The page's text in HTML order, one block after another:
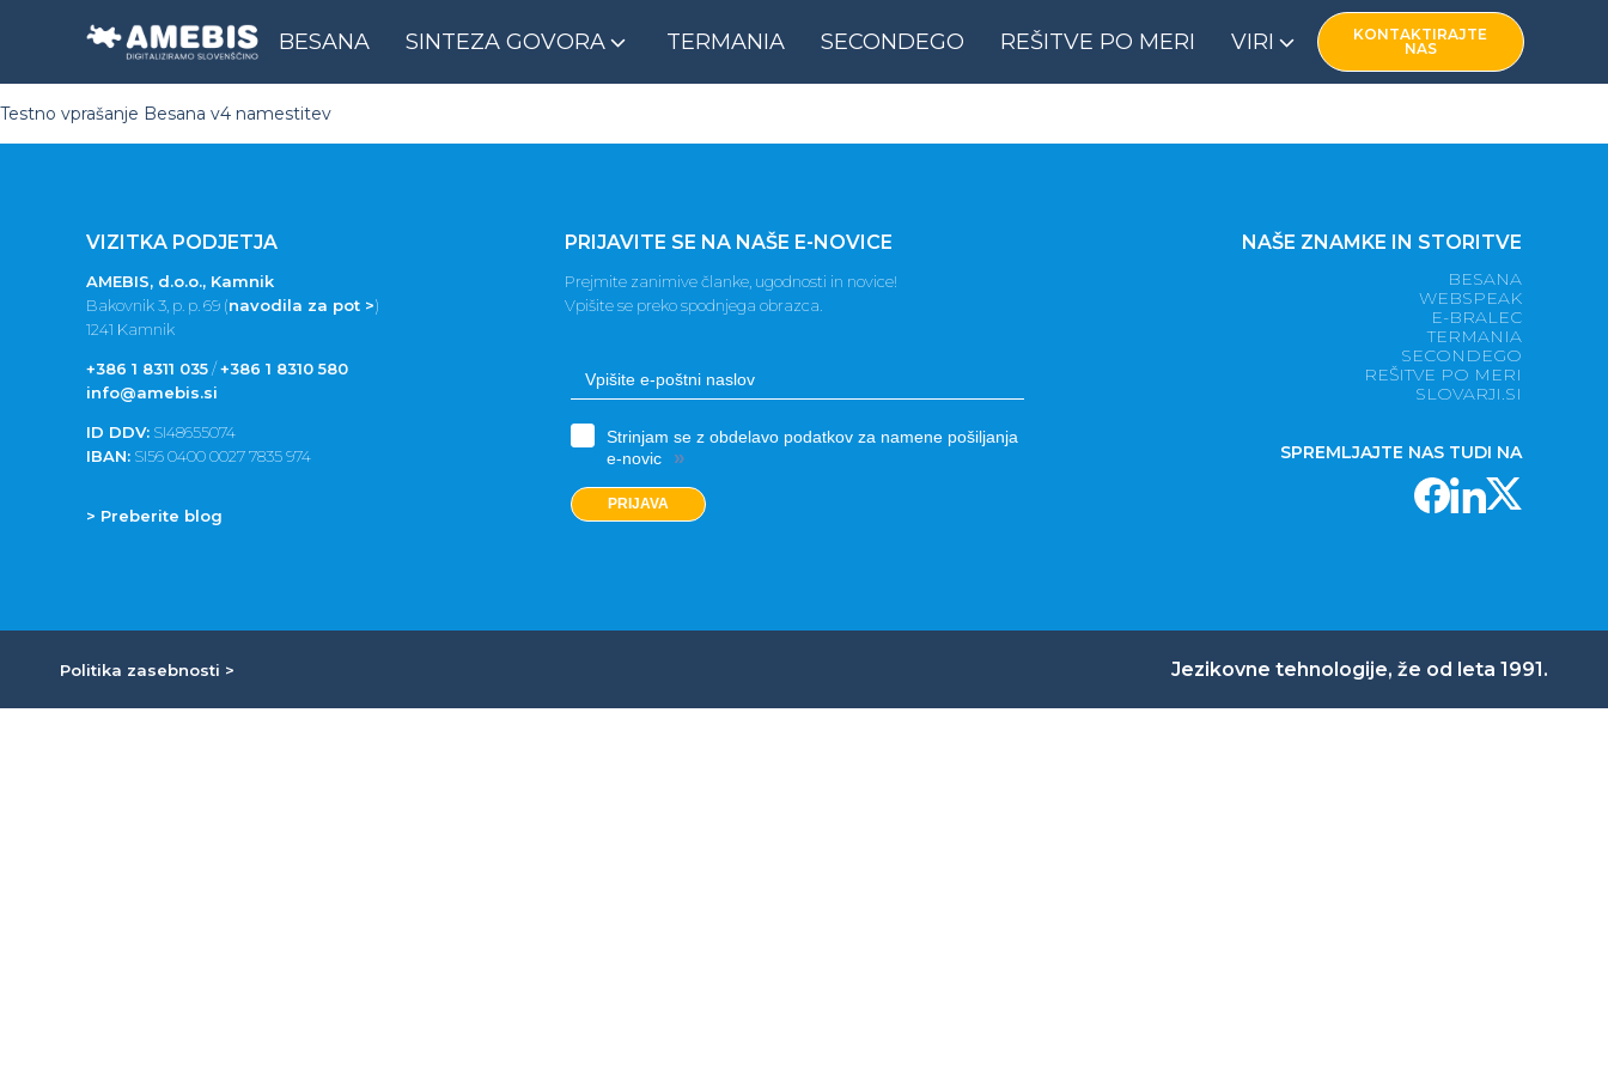
BESANA SINTEZA GOVORA TERMANIA SECONDEGO REŠITVE PO MERI VIRI
KONTAKTIRAJTE
NAS
Testno vprašanje Besana v4 namestitev
VIZITKA PODJETJA
AMEBIS, d.o.o., Kamnik
Bakovnik 3, p. p. 69 (navodila za pot >)
1241 Kamnik
+386 1 8311 035/+386 1 8310 580
info@amebis.si
ID DDV: SI48655074
IBAN: SI56 0400 0027 7835 974
> Preberite blog
PRIJAVITE SE NA NAŠE E-NOVICE
Prejmite zanimive članke, ugodnosti in novice!
Vpišite se preko spodnjega obrazca.
Strinjam se z obdelavo podatkov za namene pošiljanja
e-novic
»
PRIJAVA
NAŠE ZNAMKE IN STORITVE
BESANA
WEBSPEAK
E-BRALEC
TERMANIA
SECONDEGO
REŠITVE PO MERI
SLOVARJI.SI
SPREMLJAJTE NAS TUDI NA
Politika zasebnosti > Jezikovne tehnologije, že od leta 1991.